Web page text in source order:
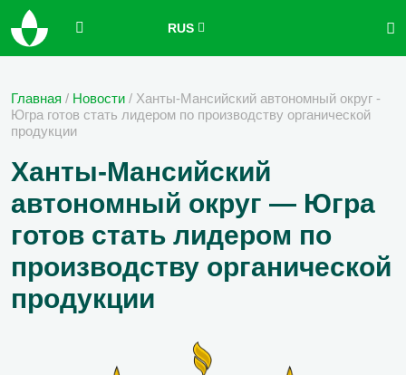
RUS
Главная / Новости / Ханты-Мансийский автономный округ -
Югра готов стать лидером по производству органической
продукции
Ханты-Мансийский
автономный округ — Югра
готов стать лидером по
производству органической
продукции